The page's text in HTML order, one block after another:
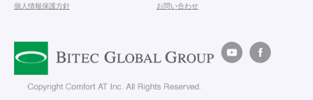
個人情報保護方針 お問い合わせ